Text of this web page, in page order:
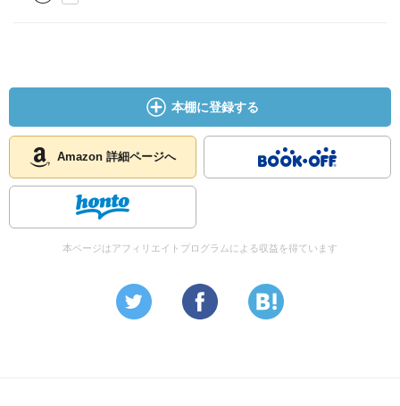
本棚に登録する
Amazon 詳細ページへ
本ページはアフィリエイトプログラムによる収益を得ています